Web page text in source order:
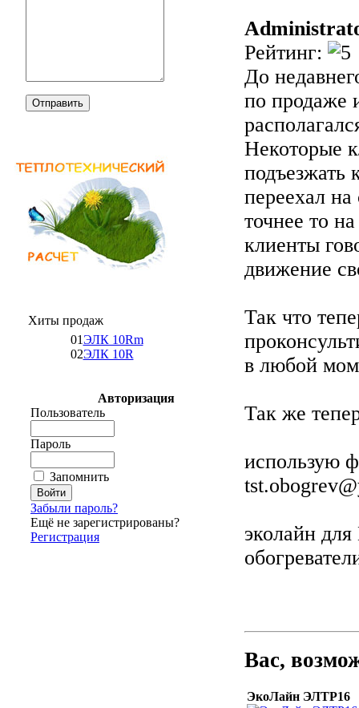
Отправить
Хиты продаж
01ЭЛК 10Rm
02ЭЛК 10R
Авторизация
Пользователь
Пароль
Запомнить
Забыли пароль?
Ещё не зарегистрированы?
Регистрация
Рейтинг:
До
по продаже
Некоторые
подъезжать
переехал
точнее то
клиенты
движение
Так что
в любой
Так же
использую
эколайн
Вас,
ЭкоЛайн ЭЛТР16